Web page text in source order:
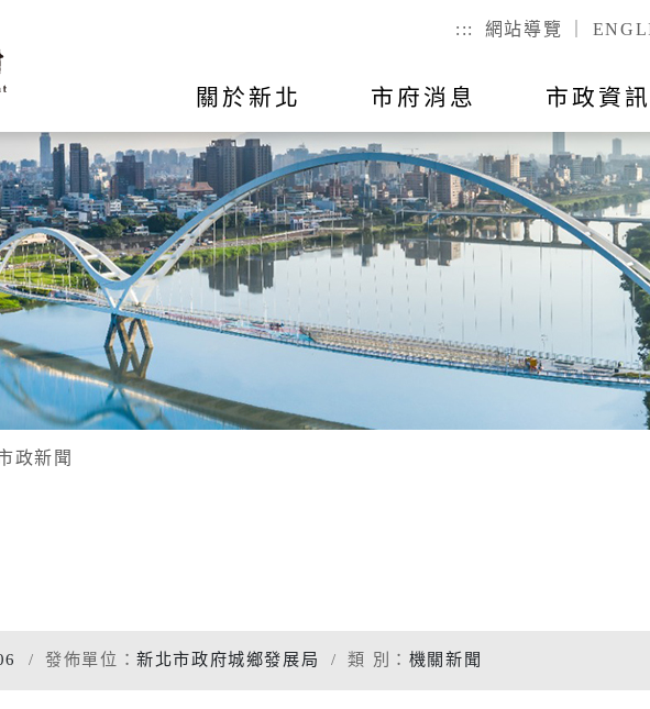
::: 網站導覽
關於新北
市府榮
耀
聯絡我
們
市府消息
新聞花絮 市政公告 主題活動
網站瀏覽安全指引 RSS訂閱
市政資
施政成果 出國報告 市政會議紀
法規函令 預算與決算
總預算
總決算
統計資訊
議員所提
對民間團
民生統計
申辦e服務 行動APP 公有不動產
福利補助自己查 公有場地租借 二代智慧
生育
孕前保健
生育獎勵
身心障礙者懷孕手冊
醫療保健
育兒托育
教育
幼兒
國小
國高中
特殊教育
學習階段資源
戶政
戶籍登記
服務時間
戶政規費
戶籍罰鍰
表
異地申辦
政新聞
發佈單位：新北市政府城鄉發展局 類 別： 機關新聞